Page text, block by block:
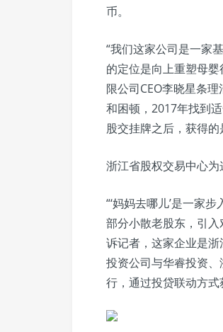
币。
“我们这家公司是一家
的定位是向上重塑母
限公司CEO李晓星条
和困顿，2017年找到
股交挂牌之后，获得的
浙江省股权交易中心
“‘妈妈去哪儿’是一家
部分小散老股东，引
诉记者，这家企业是
投资公司与华睿投资
行，通过投贷联动方式